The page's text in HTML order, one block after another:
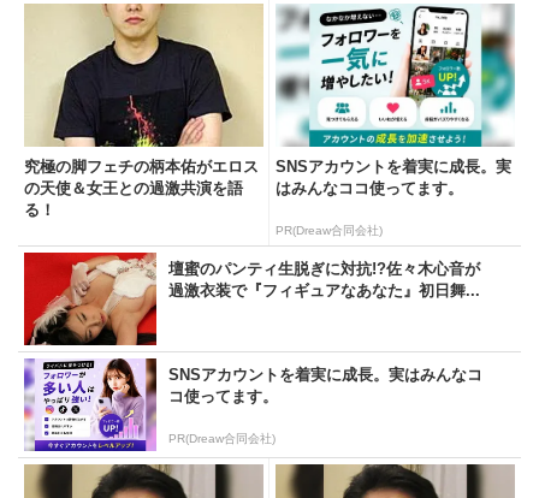
究極の脚フェチの柄本佑がエロス
の天使＆女王との過激共演を語
る！
SNSアカウントを着実に成長。実
はみんなココ使ってます。
PR(Dreaw合同会社)
壇蜜のパンティ生脱ぎに対抗!?佐々木心音が
過激衣装で『フィギュアなあなた』初日舞...
SNSアカウントを着実に成長。実はみんなコ
コ使ってます。
PR(Dreaw合同会社)